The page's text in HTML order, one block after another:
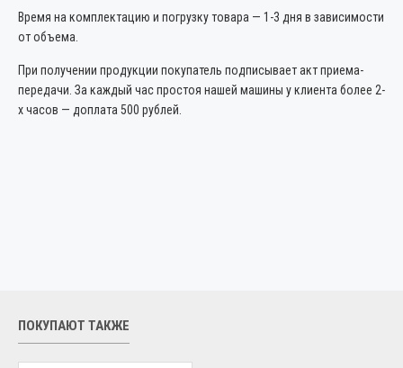
Время на комплектацию и погрузку товара — 1-3 дня в зависимости
от объема.
При получении продукции покупатель подписывает акт приема-
передачи. За каждый час простоя нашей машины у клиента более 2-
х часов — доплата 500 рублей.
ПОКУПАЮТ ТАКЖЕ